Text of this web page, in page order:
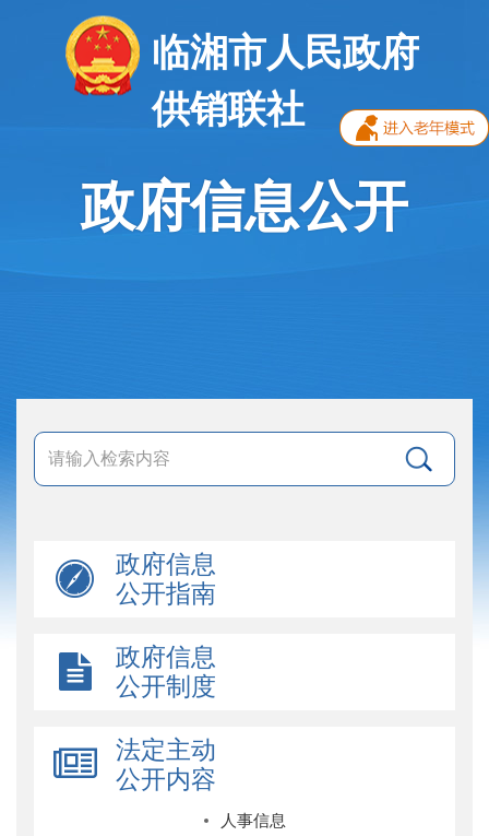
临湘市人民政府
供销联社
政府信息公开
政府信息
公开指南
政府信息
公开制度
法定主动
公开内容
人事信息